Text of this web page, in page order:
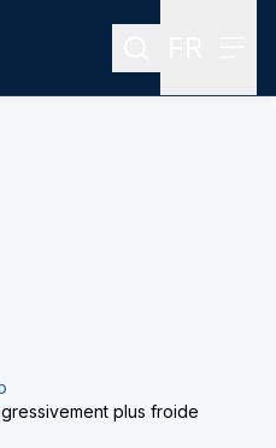
Rechercher
plus froide